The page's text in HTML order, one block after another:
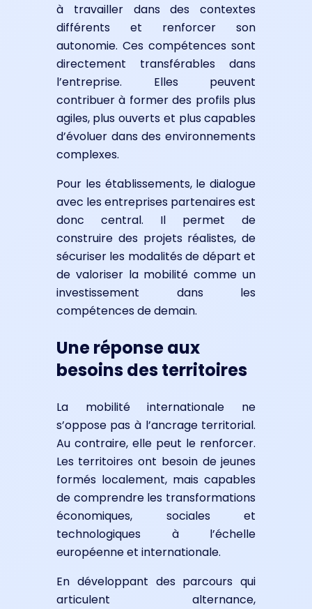
à travailler dans des contextes
différents et renforcer son
autonomie. Ces compétences sont
directement transférables dans
l’entreprise. Elles peuvent
contribuer à former des profils plus
agiles, plus ouverts et plus capables
d’évoluer dans des environnements
complexes.
Pour les établissements, le dialogue
avec les entreprises partenaires est
donc central. Il permet de
construire des projets réalistes, de
sécuriser les modalités de départ et
de valoriser la mobilité comme un
investissement dans les
compétences de demain.
Une réponse aux
besoins des territoires
La mobilité internationale ne
s’oppose pas à l’ancrage territorial.
Au contraire, elle peut le renforcer.
Les territoires ont besoin de jeunes
formés localement, mais capables
de comprendre les transformations
économiques, sociales et
technologiques à l’échelle
européenne et internationale.
En développant des parcours qui
articulent alternance,